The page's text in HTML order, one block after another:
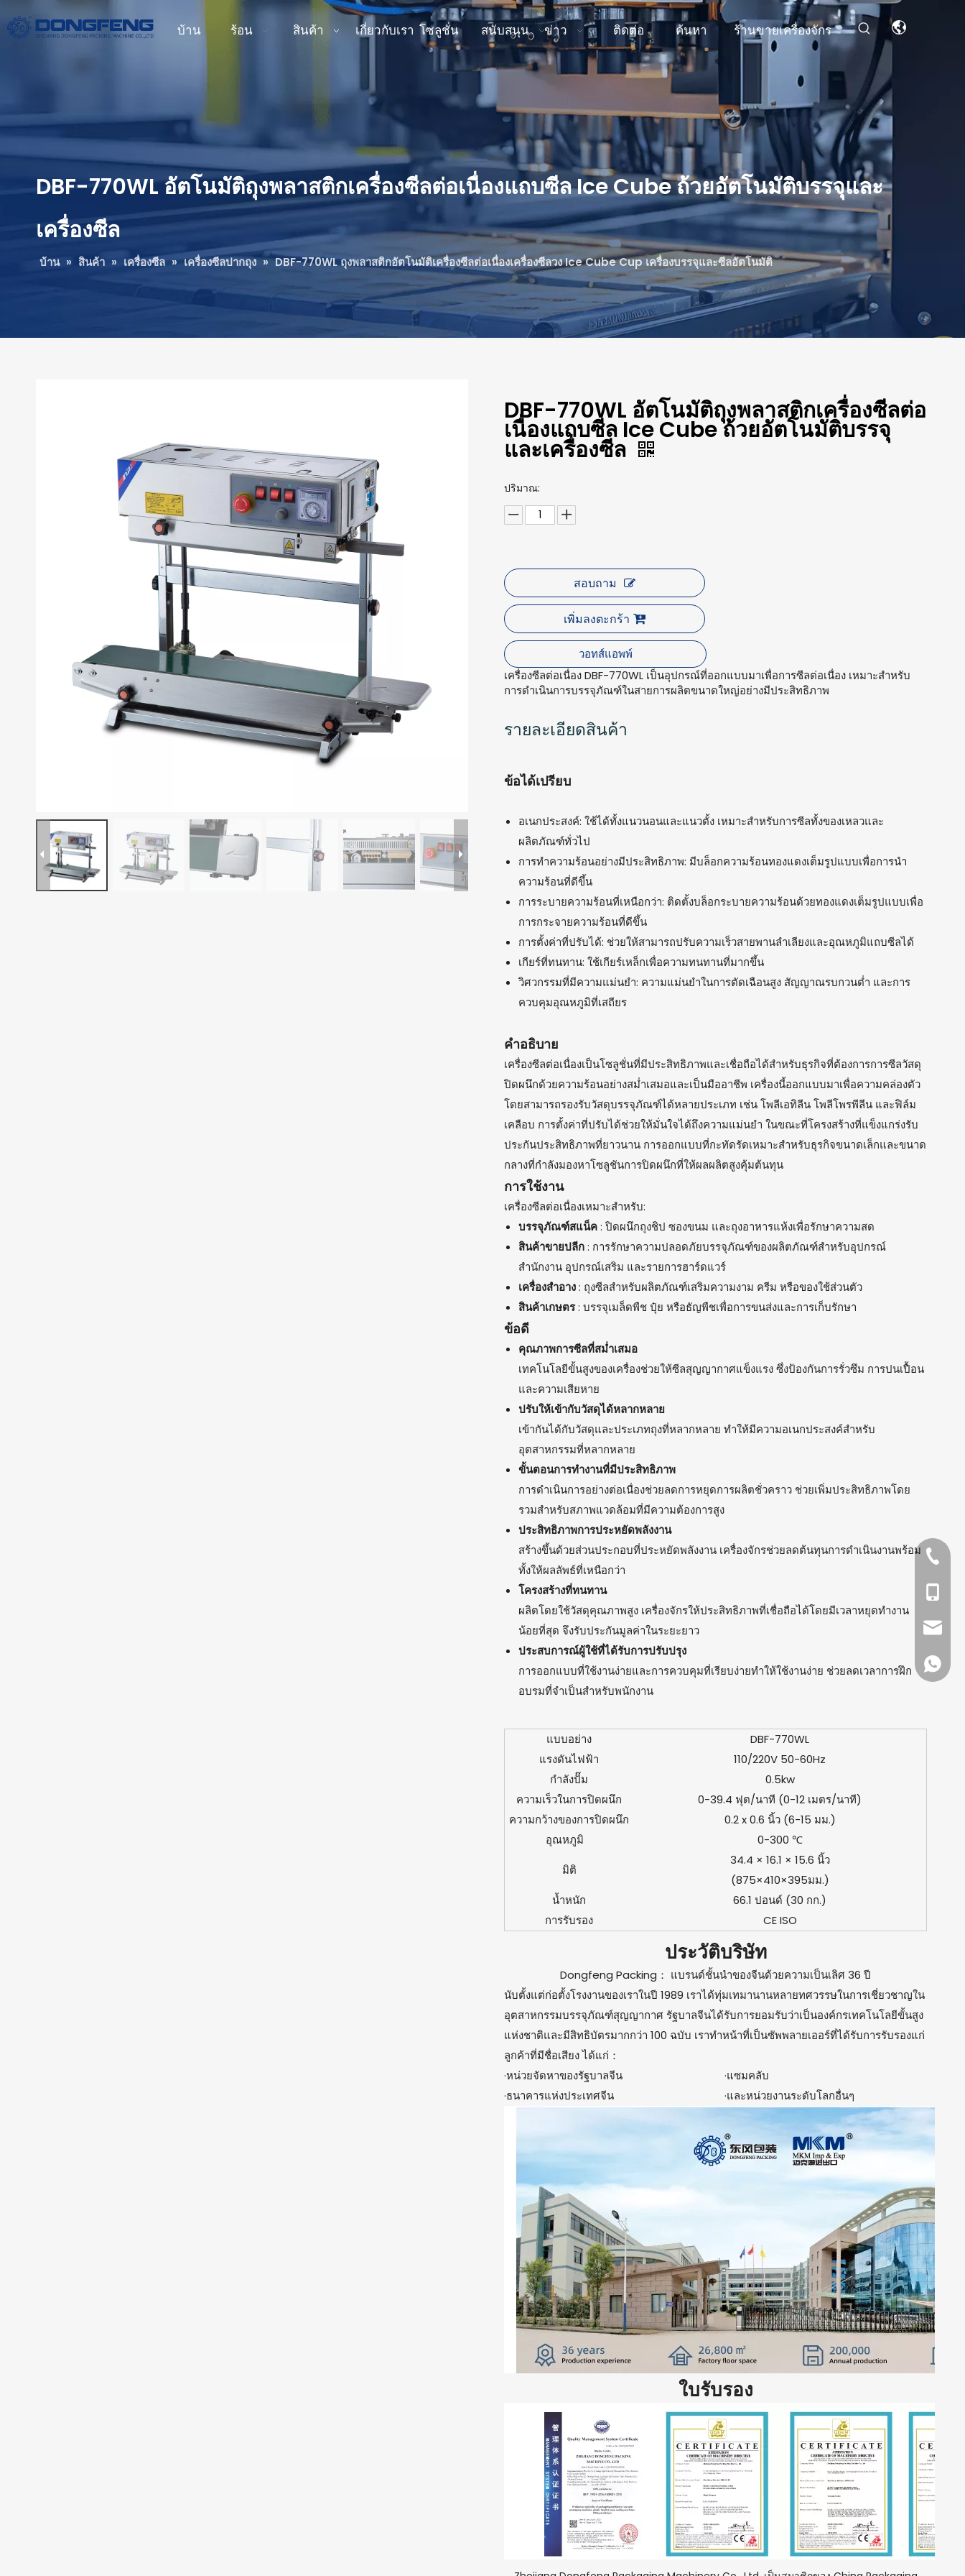
บ้าน ร้อน สินค้า เกี่ยวกับเรา โซลูชั่น สนับสนุน ข่าว ติดต่อ ค้นหา ร้านขายเครื่องจักร
DBF-770WL อัตโนมัติถุงพลาสติกเครื่องซีลต่อเนื่องแถบซีล Ice Cube ถ้วยอัตโนมัติบรรจุและ
เครื่องซีล
บ้าน » สินค้า » เครื่องซีล » เครื่องซีลปากถุง » DBF-770WL ถุงพลาสติกอัตโนมัติเครื่องซีลต่อเนื่องเครื่องซีลวง Ice Cube Cup เครื่องบรรจุและซีลอัตโนมัติ
DBF-770WL อัตโนมัติถุงพลาสติกเครื่องซีลต่อ
เนื่องแถบซีล Ice Cube ถ้วยอัตโนมัติบรรจุ
และเครื่องซีล
ปริมาณ:
สอบถาม
เพิ่มลงตะกร้า
วอทส์แอพพ์
เครื่องซีลต่อเนื่อง DBF-770WL เป็นอุปกรณ์ที่ออกแบบมาเพื่อการซีลต่อเนื่อง เหมาะสำหรับ
การดำเนินการบรรจุภัณฑ์ในสายการผลิตขนาดใหญ่อย่างมีประสิทธิภาพ
รายละเอียดสินค้า
ข้อได้เปรียบ
อเนกประสงค์: ใช้ได้ทั้งแนวนอนและแนวตั้ง เหมาะสำหรับการซีลทั้งของเหลวและ
ผลิตภัณฑ์ทั่วไป
การทำความร้อนอย่างมีประสิทธิภาพ: มีบล็อกความร้อนทองแดงเต็มรูปแบบเพื่อการนำ
ความร้อนที่ดีขึ้น
การระบายความร้อนที่เหนือกว่า: ติดตั้งบล็อกระบายความร้อนด้วยทองแดงเต็มรูปแบบเพื่อ
การกระจายความร้อนที่ดีขึ้น
การตั้งค่าที่ปรับได้: ช่วยให้สามารถปรับความเร็วสายพานลำเลียงและอุณหภูมิแถบซีลได้
เกียร์ที่ทนทาน: ใช้เกียร์เหล็กเพื่อความทนทานที่มากขึ้น
วิศวกรรมที่มีความแม่นยำ: ความแม่นยำในการตัดเฉือนสูง สัญญาณรบกวนต่ำ และการ
ควบคุมอุณหภูมิที่เสถียร
คำอธิบาย
เครื่องซีลต่อเนื่องเป็นโซลูชั่นที่มีประสิทธิภาพและเชื่อถือได้สำหรับธุรกิจที่ต้องการการซีลวัสดุ
ปิดผนึกด้วยความร้อนอย่างสม่ำเสมอและเป็นมืออาชีพ เครื่องนี้ออกแบบมาเพื่อความคล่องตัว
โดยสามารถรองรับวัสดุบรรจุภัณฑ์ได้หลายประเภท เช่น โพลีเอทิลีน โพลีโพรพีลีน และฟิล์ม
เคลือบ การตั้งค่าที่ปรับได้ช่วยให้มั่นใจได้ถึงความแม่นยำ ในขณะที่โครงสร้างที่แข็งแกร่งรับ
ประกันประสิทธิภาพที่ยาวนาน การออกแบบที่กะทัดรัดเหมาะสำหรับธุรกิจขนาดเล็กและขนาด
กลางที่กำลังมองหาโซลูชันการปิดผนึกที่ให้ผลผลิตสูงคุ้มต้นทุน
การใช้งาน
เครื่องซีลต่อเนื่องเหมาะสำหรับ:
บรรจุภัณฑ์สแน็ค: ปิดผนึกถุงชิป ซองขนม และถุงอาหารแห้งเพื่อรักษาความสด
สินค้าขายปลีก: การรักษาความปลอดภัยบรรจุภัณฑ์ของผลิตภัณฑ์สำหรับอุปกรณ์
สำนักงาน อุปกรณ์เสริม และรายการฮาร์ดแวร์
เครื่องสำอาง: ถุงซีลสำหรับผลิตภัณฑ์เสริมความงาม ครีม หรือของใช้ส่วนตัว
สินค้าเกษตร: บรรจุเมล็ดพืช ปุ๋ย หรือธัญพืชเพื่อการขนส่งและการเก็บรักษา
ข้อดี
คุณภาพการซีลที่สม่ำเสมอ
เทคโนโลยีขั้นสูงของเครื่องช่วยให้ซีลสุญญากาศแข็งแรง ซึ่งป้องกันการรั่วซึม การปนเปื้อน
และความเสียหาย
ปรับให้เข้ากับวัสดุได้หลากหลาย
เข้ากันได้กับวัสดุและประเภทถุงที่หลากหลาย ทำให้มีความอเนกประสงค์สำหรับ
อุตสาหกรรมที่หลากหลาย
ขั้นตอนการทำงานที่มีประสิทธิภาพ
การดำเนินการอย่างต่อเนื่องช่วยลดการหยุดการผลิตชั่วคราว ช่วยเพิ่มประสิทธิภาพโดย
รวมสำหรับสภาพแวดล้อมที่มีความต้องการสูง
ประสิทธิภาพการประหยัดพลังงาน
สร้างขึ้นด้วยส่วนประกอบที่ประหยัดพลังงาน เครื่องจักรช่วยลดต้นทุนการดำเนินงานพร้อม
ทั้งให้ผลลัพธ์ที่เหนือกว่า
โครงสร้างที่ทนทาน
ผลิตโดยใช้วัสดุคุณภาพสูง เครื่องจักรให้ประสิทธิภาพที่เชื่อถือได้โดยมีเวลาหยุดทำงาน
น้อยที่สุด จึงรับประกันมูลค่าในระยะยาว
ประสบการณ์ผู้ใช้ที่ได้รับการปรับปรุง
การออกแบบที่ใช้งานง่ายและการควบคุมที่เรียบง่ายทำให้ใช้งานง่าย ช่วยลดเวลาการฝึก
อบรมที่จำเป็นสำหรับพนักงาน
แบบอย่าง
DBF-770WL
แรงดันไฟฟ้า
110/220V 50-60Hz
กำลังปั๊ม
0.5kw
ความเร็วในการปิดผนึก
0-39.4 ฟุต/นาที (0-12 เมตร/นาที)
ความกว้างของการปิดผนึก
0.2 x 0.6 นิ้ว (6-15 มม.)
อุณหภูมิ
0-300 ℃
มิติ
34.4 × 16.1 × 15.6 นิ้ว
(875×410×395มม.)
น้ำหนัก
66.1 ปอนด์ (30 กก.)
การรับรอง
CE ISO
ประวัติบริษัท
Dongfeng Packing： แบรนด์ชั้นนำของจีนด้วยความเป็นเลิศ 36 ปี
นับตั้งแต่ก่อตั้งโรงงานของเราในปี 1989 เราได้ทุ่มเทมานานหลายทศวรรษในการเชี่ยวชาญใน
อุตสาหกรรมบรรจุภัณฑ์สุญญากาศ รัฐบาลจีนได้รับการยอมรับว่าเป็นองค์กรเทคโนโลยีขั้นสูง
แห่งชาติและมีสิทธิบัตรมากกว่า 100 ฉบับ เราทำหน้าที่เป็นซัพพลายเออร์ที่ได้รับการรับรองแก่
ลูกค้าที่มีชื่อเสียง ได้แก่：
·หน่วยจัดหาของรัฐบาลจีน
·ธนาคารแห่งประเทศจีน
·แซมคลับ
·และหน่วยงานระดับโลกอื่นๆ
ใบรับรอง
+86-
+86